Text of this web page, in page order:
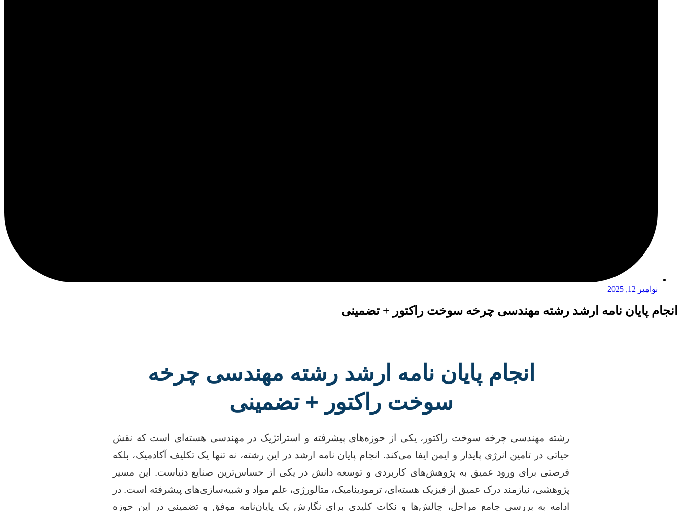
نوامبر 12, 2025
انجام پایان نامه ارشد رشته مهندسی چرخه سوخت راکتور + تضمینی
انجام پایان نامه ارشد رشته مهندسی چرخه
سوخت راکتور + تضمینی
رشته مهندسی چرخه سوخت راکتور، یکی از حوزه‌های پیشرفته و استراتژیک در مهندسی هسته‌ای است که نقش
حیاتی در تامین انرژی پایدار و ایمن ایفا می‌کند. انجام پایان نامه ارشد در این رشته، نه تنها یک تکلیف آکادمیک، بلکه
فرصتی برای ورود عمیق به پژوهش‌های کاربردی و توسعه دانش در یکی از حساس‌ترین صنایع دنیاست. این مسیر
پژوهشی، نیازمند درک عمیق از فیزیک هسته‌ای، ترمودینامیک، متالورژی، علم مواد و شبیه‌سازی‌های پیشرفته است. در
ادامه به بررسی جامع مراحل، چالش‌ها و نکات کلیدی برای نگارش یک پایان‌نامه موفق و تضمینی در این حوزه